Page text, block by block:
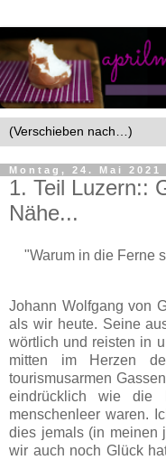
Montag, 24. Mai 2021
1. Teil Luzern::
Nähe...
"Warum in die Ferne
Johann Wolfgang von
als wir heute. Seine
wörtlich und reisten in
mitten im Herzen
tourismusarmen
eindrücklich wie die
menschenleer waren.
dies jemals (in meinen
wir auch noch Glück